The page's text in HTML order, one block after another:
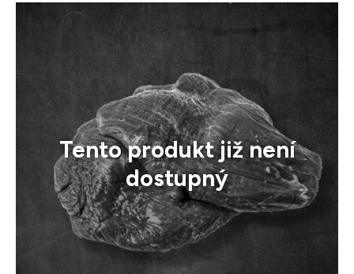
Tento produkt již není
dostupný